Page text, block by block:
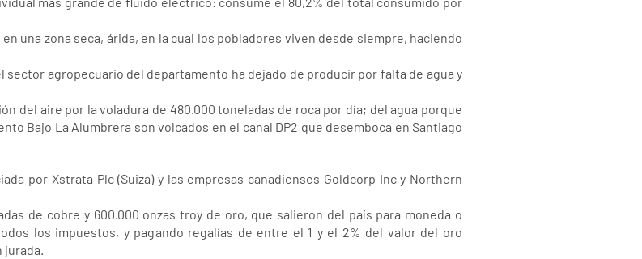
una zona seca, árida, en la cual los pobladores viven desde siempre, haciendo
sector agropecuario del departamento ha dejado de producir por falta de agua y
del aire por la voladura de 480.000 toneladas de roca por día; del agua porque
Bajo La Alumbrera son volcados en el canal DP2 que desemboca en Santiago
por Xstrata Plc (Suiza) y las empresas canadienses Goldcorp Inc y Northern
de cobre y 600.000 onzas troy de oro, que salieron del país para moneda o
los impuestos, y pagando regalías de entre el 1 y el 2% del valor del oro
jurada.